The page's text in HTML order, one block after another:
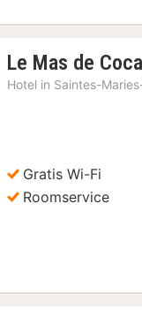
foto
Le Mas de
Hotel in Saintes-
Gratis Wi-Fi
Roomservice